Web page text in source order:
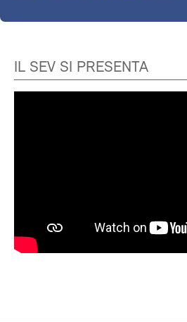
IL SEV SI PRESENTA